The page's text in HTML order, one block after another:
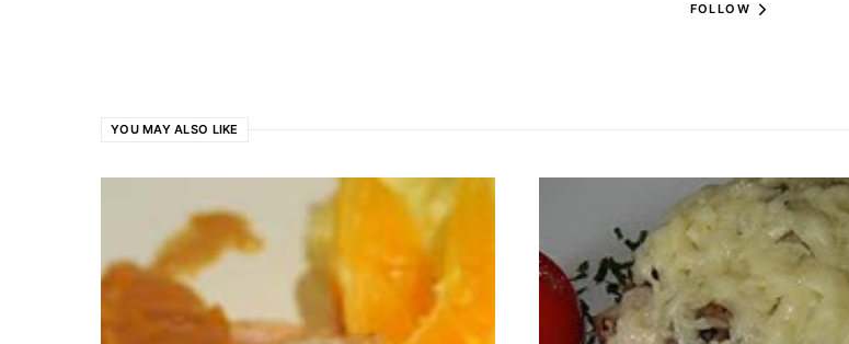
FOLLOW
YOU MAY ALSO LIKE